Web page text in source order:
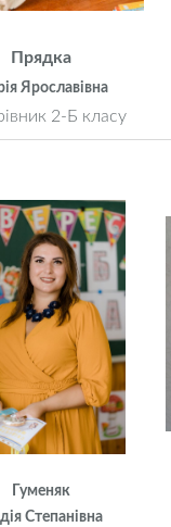
Прядка
Ярославівна
2-Б класу
Гуменяк
Степанівна